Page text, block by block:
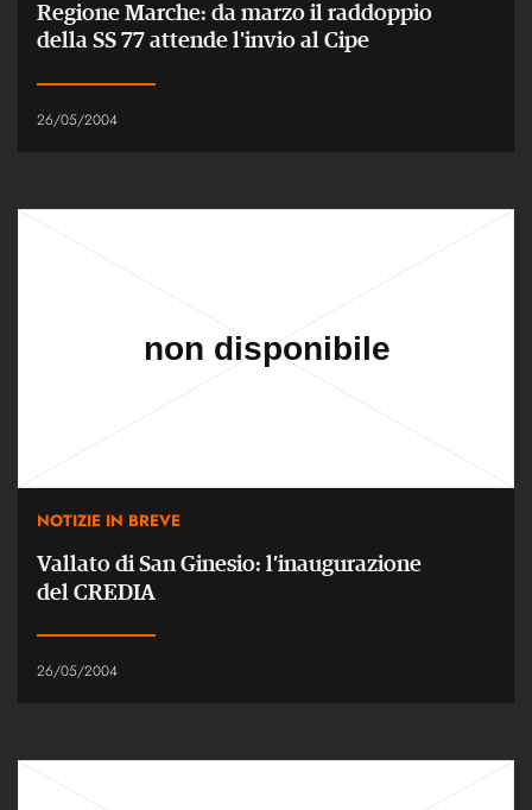
Regione Marche: da marzo il raddoppio
della SS 77 attende l'invio al Cipe
26/05/2004
NOTIZIE IN BREVE
Vallato di San Ginesio: l’inaugurazione
del CREDIA
26/05/2004